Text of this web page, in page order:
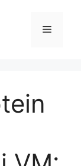
Meny